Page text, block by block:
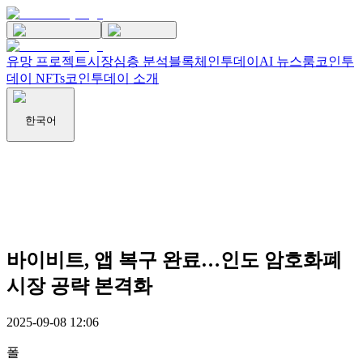
유망 프로젝트시장심층 분석블록체인투데이 AI 뉴스룸코인투
데이 NFTs코인투데이 소개
한국어
바이비트, 앱 복구 완료…인도 암호화폐
시장 공략 본격화
2025-09-08 12:06
폴